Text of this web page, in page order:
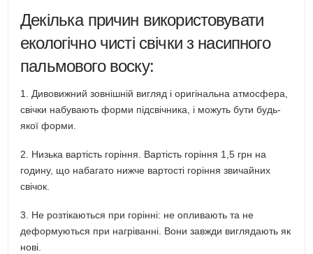
Декілька причин використовувати
екологічно чисті свічки з насипного
пальмового воску:
1. Дивовижний зовнішній вигляд і оригінальна атмосфера,
свічки набувають форми підсвічника, і можуть бути будь-
якої форми.
2. Низька вартість горіння. Вартість горіння 1,5 грн на
годину, що набагато нижче вартості горіння звичайних
свічок.
3. Не розтікаються при горінні: не опливають та не
деформуються при нагріванні. Вони завжди виглядають як
нові.